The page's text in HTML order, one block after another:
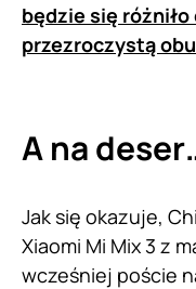
będzie się
przezroczystą
A na
Jak się okazuje,
Xiaomi Mi Mix 3 z
wcześniej poście